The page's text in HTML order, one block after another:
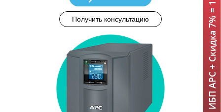
Получить консультацию ИБП APC + Скидка 7% = 1 мин!